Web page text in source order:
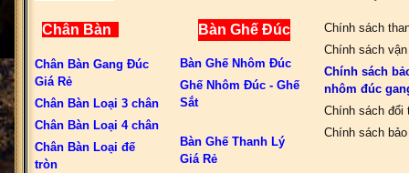
Chân Bàn
Chân Bàn Gang Đúc
Giá Rẻ
Chân Bàn Loại 3 chân
Chân Bàn Loại 4 chân
Chân Bàn Loại đế
tròn
Bàn Ghế Đúc
Bàn Ghế Nhôm Đúc
Ghế Nhôm Đúc - Ghế
Sắt
Bàn Ghế Thanh Lý
Giá Rẻ
Chính sách
Chính sách
Chính sách
nhôm đúc
Chính sách đổi
Chính sách